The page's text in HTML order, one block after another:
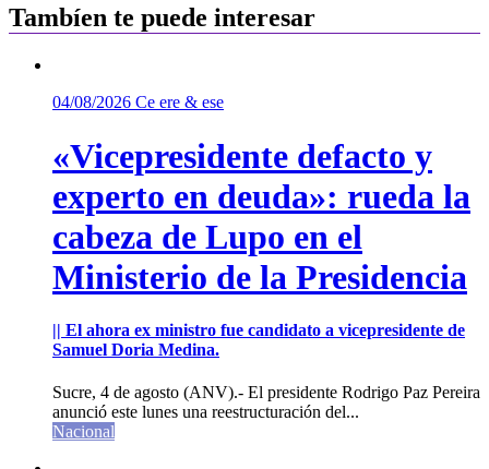
Tambíen te puede interesar
04/08/2026 Ce ere & ese
«Vicepresidente defacto y
experto en deuda»: rueda la
cabeza de Lupo en el
Ministerio de la Presidencia
|| El ahora ex ministro fue candidato a vicepresidente de
Samuel Doria Medina.
Sucre, 4 de agosto (ANV).- El presidente Rodrigo Paz Pereira
anunció este lunes una reestructuración del...
Nacional